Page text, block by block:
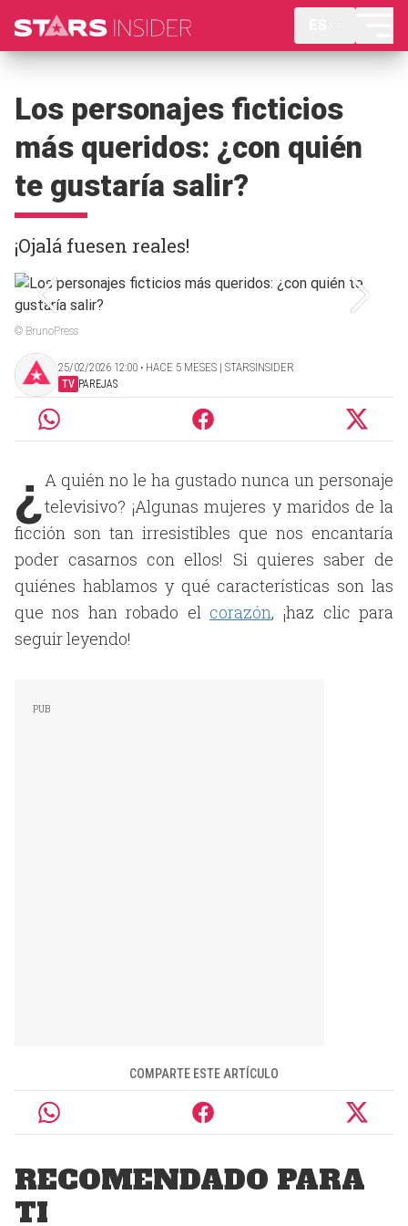
Los personajes ficticios
más queridos: ¿con quién
te gustaría salir?
¡Ojalá fuesen reales!
© BrunoPress
25/02/2026 12:00 ‧ HACE 5 MESES | STARSINSIDER
TV PAREJAS
¿ A quién no le ha gustado nunca un personaje
televisivo? ¡Algunas mujeres y maridos de la
ficción son tan irresistibles que nos encantaría
poder casarnos con ellos! Si quieres saber de
quiénes hablamos y qué características son las
que nos han robado el corazón, ¡haz clic para
seguir leyendo!
COMPARTE ESTE ARTÍCULO
RECOMENDADO PARA
TI